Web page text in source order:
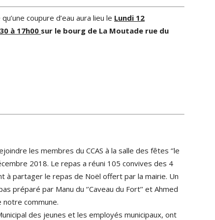
coupure d’eau aura lieu le Lundi 12
à 17h00 sur le bourg de La Moutade rue du
les membres du CCAS à la salle des fêtes ‘’le
2018. Le repas a réuni 105 convives des 4
à partager le repas de Noël offert par la mairie. Un
préparé par Manu du ‘’Caveau du Fort’’ et Ahmed
notre commune.
des jeunes et les employés municipaux, ont